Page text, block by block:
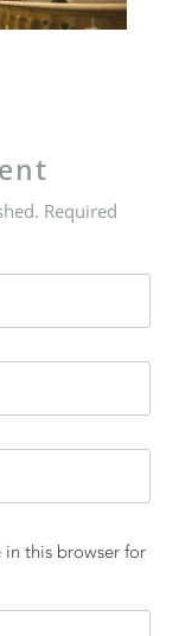
Required
in this browser for